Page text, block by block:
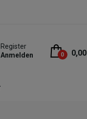
Register
Anmelden
0